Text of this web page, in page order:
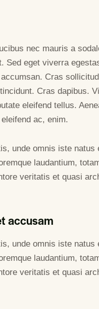
nec mauris a
Sed eget viverra
Cras
Cras dapibus.
eleifend tellus.
ac, enim.
unde omnis iste natus
laudantium,
veritatis et quasi
accusam
unde omnis iste natus
laudantium,
veritatis et quasi